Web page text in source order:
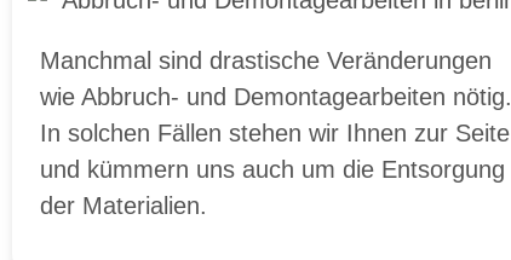
Manchmal sind drastische Veränderungen
wie Abbruch- und Demontagearbeiten nötig.
In solchen Fällen stehen wir Ihnen zur Seite
und kümmern uns auch um die Entsorgung
der Materialien.